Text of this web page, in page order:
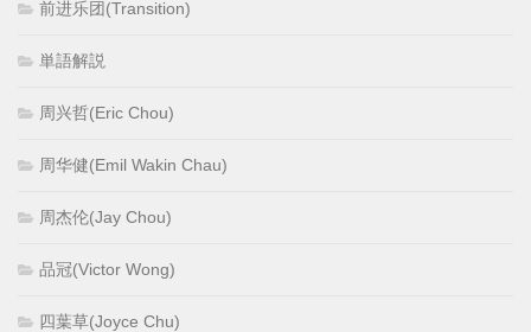
前进乐团(Transition)
単語解説
周兴哲(Eric Chou)
周华健(Emil Wakin Chau)
周杰伦(Jay Chou)
品冠(Victor Wong)
四葉草(Joyce Chu)